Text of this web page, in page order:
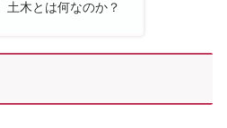
土木とは何なのか？